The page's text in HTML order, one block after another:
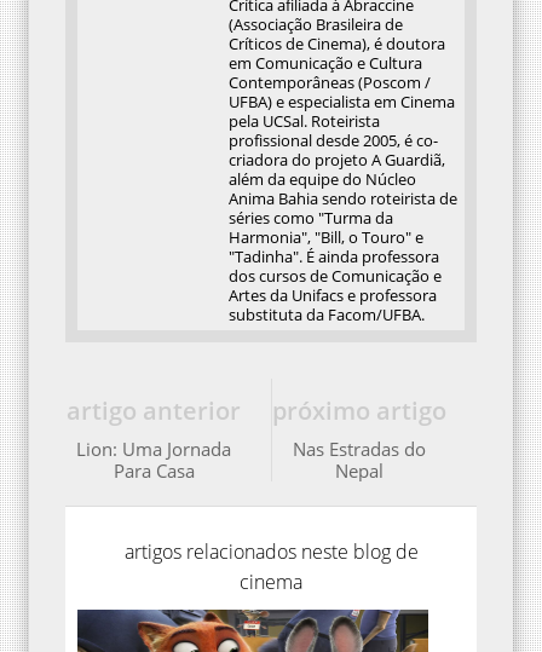
Críticos de Cinema), é doutora
em Comunicação e Cultura
Contemporâneas (Poscom /
UFBA) e especialista em Cinema
pela UCSal. Roteirista
profissional desde 2005, é co-
criadora do projeto A Guardiã,
além da equipe do Núcleo
Anima Bahia sendo roteirista de
séries como "Turma da
Harmonia", "Bill, o Touro" e
"Tadinha". É ainda professora
dos cursos de Comunicação e
Artes da Unifacs e professora
substituta da Facom/UFBA.
Nas Estradas do
Nepal
Lion: Uma Jornada
Para Casa
cinema